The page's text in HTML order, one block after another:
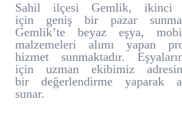
Sahil ilçesi Gemlik, ikinci
için geniş bir pazar
Gemlik’te beyaz eşya,
malzemeleri alımı yapan
hizmet sunmaktadır.
için uzman ekibimiz
bir değerlendirme
sunar.